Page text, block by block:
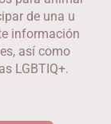
de una u
información
así como
LGBTIQ+.